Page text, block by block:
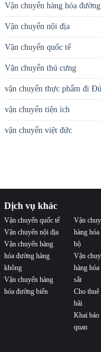
Vận chuyển hàng hóa
Vận chuyển nội địa
Vận chuyển quốc tế
Vận chuyển thú cưng
vận chuyển thực phẩm đi
vận chuyển tiện ích
vận chuyển việt đức
Dịch vụ khác
Vận chuyển quốc tế
Vận chuyển nội địa
Vận chuyển hàng
hóa đường hàng
không
Vận chuyển hàng
hóa đường biển
Vận
hàng
bộ
Vận
hàng
sắt
Cho thuê
bãi
Khai báo
quan